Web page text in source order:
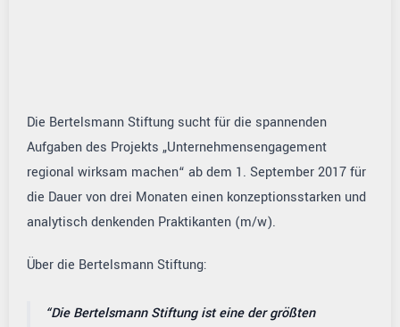
Die Bertelsmann Stiftung sucht für die spannenden
Aufgaben des Projekts „Unternehmensengagement
regional wirksam machen“ ab dem 1. September 2017 für
die Dauer von drei Monaten einen konzeptionsstarken und
analytisch denkenden Praktikanten (m/w).
Über die Bertelsmann Stiftung:
Die Bertelsmann Stiftung ist eine der größten